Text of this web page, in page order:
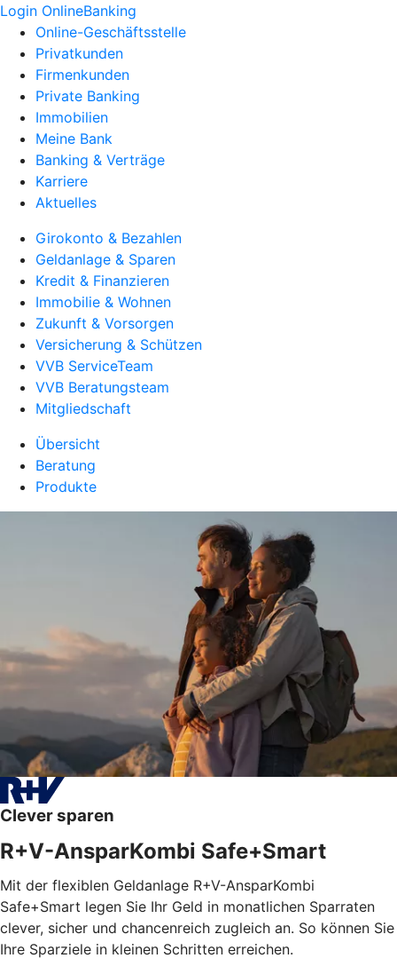
Login OnlineBanking
Online-Geschäftsstelle
Privatkunden
Firmenkunden
Private Banking
Immobilien
Meine Bank
Banking & Verträge
Karriere
Aktuelles
Girokonto & Bezahlen
Geldanlage & Sparen
Kredit & Finanzieren
Immobilie & Wohnen
Zukunft & Vorsorgen
Versicherung & Schützen
VVB ServiceTeam
VVB Beratungsteam
Mitgliedschaft
Übersicht
Beratung
Produkte
Clever sparen
R+V-AnsparKombi Safe+Smart
Mit der flexiblen Geldanlage R+V-AnsparKombi
Safe+Smart legen Sie Ihr Geld in monatlichen Sparraten
clever, sicher und chancenreich zugleich an. So können Sie
Ihre Sparziele in kleinen Schritten erreichen.